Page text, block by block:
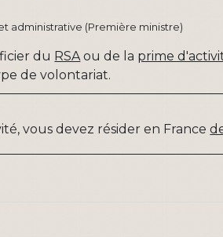
administrative (Première ministre)
du RSAou de la prime
de volontariat.
vous devez résider en France